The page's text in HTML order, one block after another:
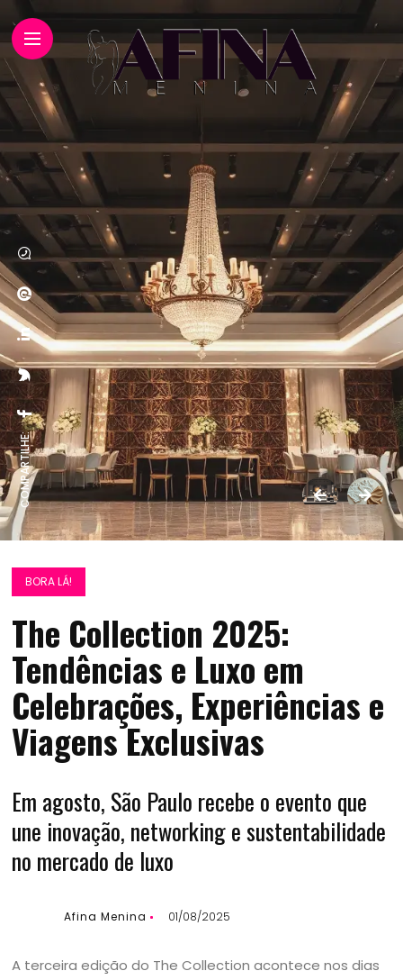
COMPARTILHE:
BORA LÁ!
The Collection 2025:
Tendências e Luxo em
Celebrações, Experiências e
Viagens Exclusivas
Em agosto, São Paulo recebe o evento que
une inovação, networking e sustentabilidade
no mercado de luxo
Afina Menina 01/08/2025
A terceira edição do The Collection acontece nos dias